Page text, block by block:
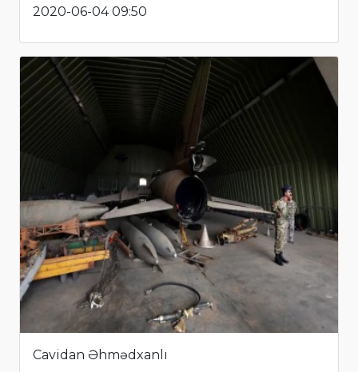
2020-06-04 09:50
Cavidan Əhmədxanlı